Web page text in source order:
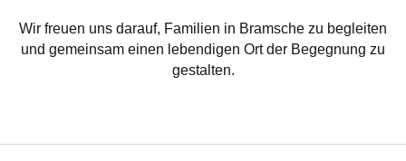
Wir freuen uns darauf, Familien in Bramsche zu begleiten
und gemeinsam einen lebendigen Ort der Begegnung zu
gestalten.